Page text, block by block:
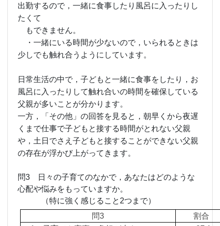
出勤するので，一緒に食事したり風呂に入ったりし
たくて
もできません。
・一緒にいる時間が少ないので，いられるときは
少しでも触れ合うようにしています。
日常生活の中で，子どもと一緒に食事をしたり，お
風呂に入ったりして触れ合いの時間を確保している
父親が多いことが分かります。
一方，「その他」の回答を見ると，朝早くから夜遅
くまで仕事で子どもと接する時間がとれない父親
や，土日でさえ子どもと接することができない父親
の存在が浮かび上がってきます。
問3 日々の子育てのなかで，あなたはどのような
心配や悩みをもっていますか。
（特に強く感じること2つまで）
問3
割合